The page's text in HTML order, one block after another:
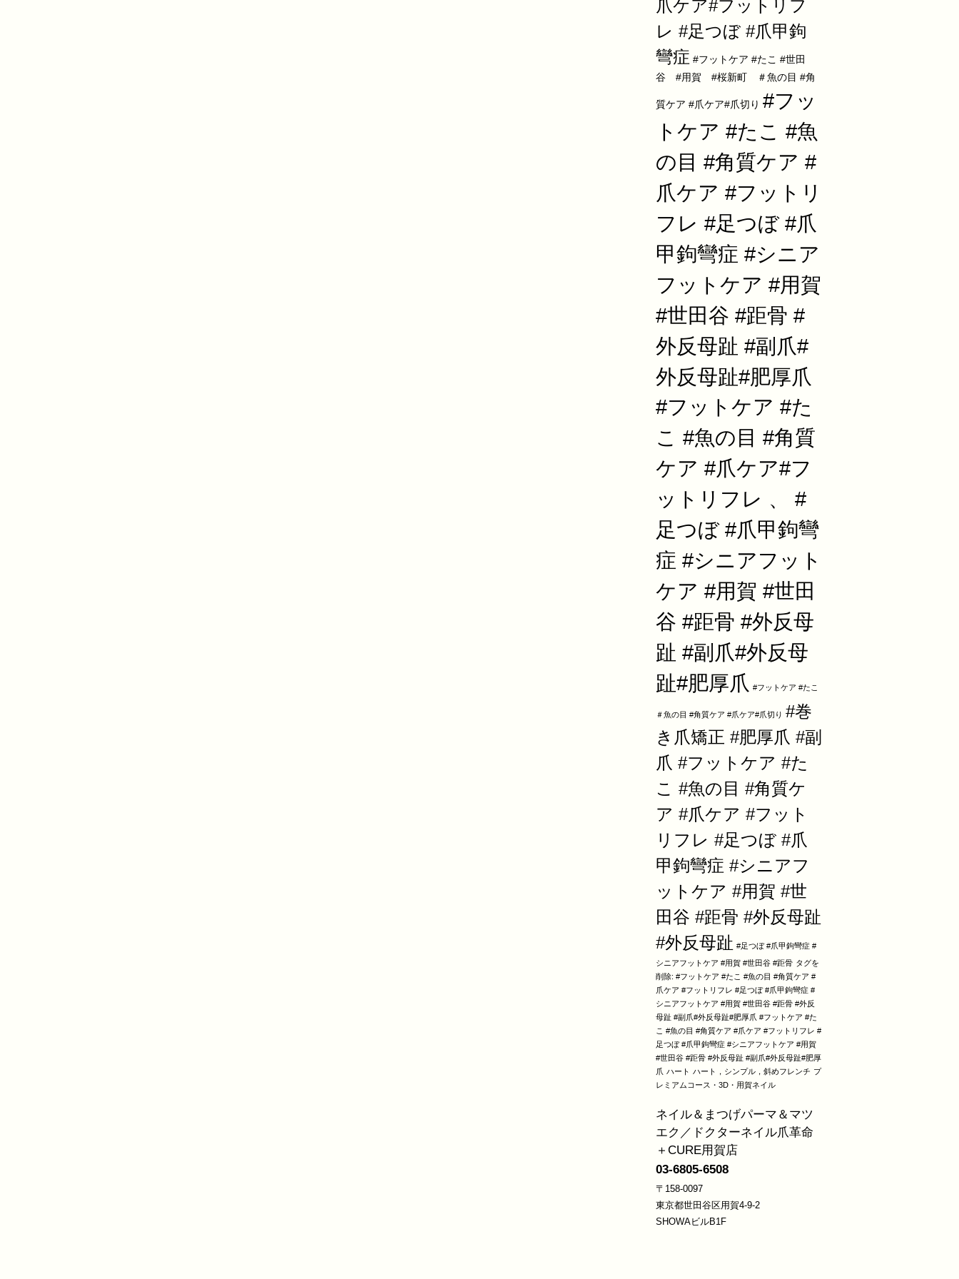
爪ケア#フットリフ
レ #足つぼ #爪甲鉤
彎症 #フットケア #たこ #世田
谷 #用賀 #桜新町 ＃魚の目 #角
質ケア #爪ケア#爪切り #フッ
トケア #たこ #魚
の目 #角質ケア #
爪ケア #フットリ
フレ #足つぼ #爪
甲鉤彎症 #シニア
フットケア #用賀
#世田谷 #距骨 #
外反母趾 #副爪#
外反母趾#肥厚爪
#フットケア #た
こ #魚の目 #角質
ケア #爪ケア#フ
ットリフレ 、 #
足つぼ #爪甲鉤彎
症 #シニアフット
ケア #用賀 #世田
谷 #距骨 #外反母
趾 #副爪#外反母
趾#肥厚爪 #フットケア #たこ
＃魚の目 #角質ケア #爪ケア#爪切り #巻
き爪矯正 #肥厚爪 #副
爪 #フットケア #た
こ #魚の目 #角質ケ
ア #爪ケア #フット
リフレ #足つぼ #爪
甲鉤彎症 #シニアフ
ットケア #用賀 #世
田谷 #距骨 #外反母趾
#外反母趾 #足つぼ #爪甲鉤彎症 #
シニアフットケア #用賀 #世田谷 #距骨 タグを
削除: #フットケア #たこ #魚の目 #角質ケア #
爪ケア #フットリフレ #足つぼ #爪甲鉤彎症 #
シニアフットケア #用賀 #世田谷 #距骨 #外反
母趾 #副爪#外反母趾#肥厚爪 #フットケア #た
こ #魚の目 #角質ケア #爪ケア #フットリフレ #
足つぼ #爪甲鉤彎症 #シニアフットケア #用賀
#世田谷 #距骨 #外反母趾 #副爪#外反母趾#肥厚
爪 ハート ハート，シンプル，斜めフレンチ プ
レミアムコース・3D・用賀ネイル
ネイル＆まつげパーマ＆マツ
エク／ドクターネイル爪革命
＋CURE用賀店
03-6805-6508
〒158-0097
東京都世田谷区用賀4-9-2
SHOWAビルB1F